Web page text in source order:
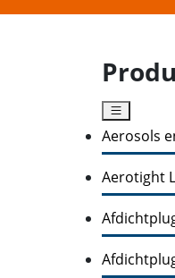
Aerosols
Aerotight